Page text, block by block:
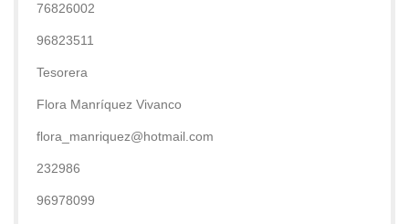
76826002
96823511
Tesorera
Flora Manríquez Vivanco
flora_manriquez@hotmail.com
232986
96978099